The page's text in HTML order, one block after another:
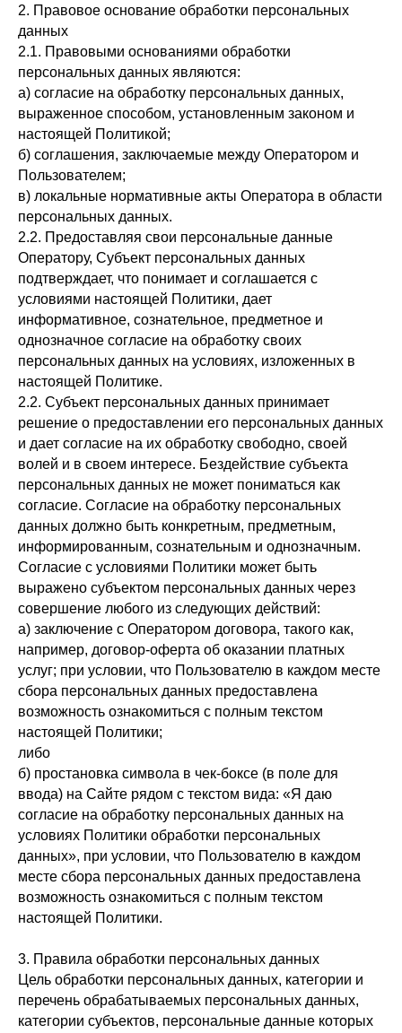
2. Правовое основание обработки персональных
данных
2.1. Правовыми основаниями обработки
персональных данных являются:
а) согласие на обработку персональных данных,
выраженное способом, установленным законом и
настоящей Политикой;
б) соглашения, заключаемые между Оператором и
Пользователем;
в) локальные нормативные акты Оператора в области
персональных данных.
2.2. Предоставляя свои персональные данные
Оператору, Субъект персональных данных
подтверждает, что понимает и соглашается с
условиями настоящей Политики, дает
информативное, сознательное, предметное и
однозначное согласие на обработку своих
персональных данных на условиях, изложенных в
настоящей Политике.
2.2. Субъект персональных данных принимает
решение о предоставлении его персональных данных
и дает согласие на их обработку свободно, своей
волей и в своем интересе. Бездействие субъекта
персональных данных не может пониматься как
согласие. Согласие на обработку персональных
данных должно быть конкретным, предметным,
информированным, сознательным и однозначным.
Согласие с условиями Политики может быть
выражено субъектом персональных данных через
совершение любого из следующих действий:
а) заключение с Оператором договора, такого как,
например, договор-оферта об оказании платных
услуг; при условии, что Пользователю в каждом месте
сбора персональных данных предоставлена
возможность ознакомиться с полным текстом
настоящей Политики;
либо
б) простановка символа в чек-боксе (в поле для
ввода) на Сайте рядом с текстом вида: «Я даю
согласие на обработку персональных данных на
условиях Политики обработки персональных
данных», при условии, что Пользователю в каждом
месте сбора персональных данных предоставлена
возможность ознакомиться с полным текстом
настоящей Политики.
3. Правила обработки персональных данных
Цель обработки персональных данных, категории и
перечень обрабатываемых персональных данных,
категории субъектов, персональные данные которых